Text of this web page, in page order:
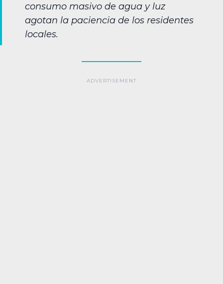
consumo masivo de agua y luz
agotan la paciencia de los residentes
locales.